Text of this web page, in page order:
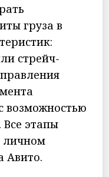
груза в
стрейч-
возможностью
этапы
личном
Авито.